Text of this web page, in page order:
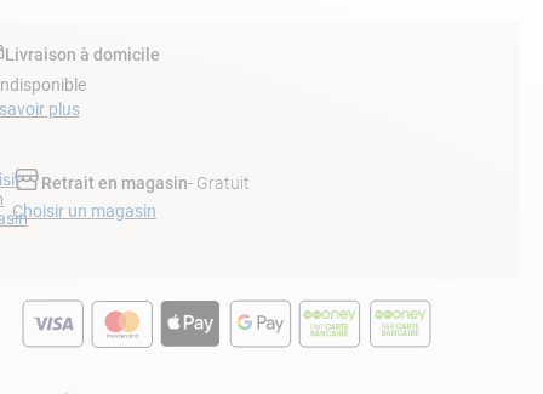
Livraison à domicile
plus
Retrait en magasin- Gratuit
Choisir un magasin